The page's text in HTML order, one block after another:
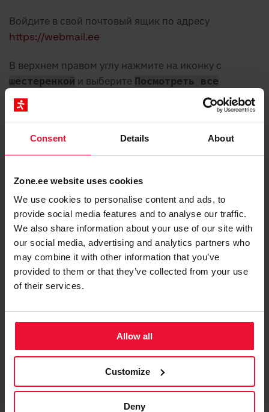
Consent Details About
Zone.ee website uses cookies
We use cookies to personalise content and ads, to
provide social media features and to analyse our traffic.
We also share information about your use of our site with
our social media, advertising and analytics partners who
may combine it with other information that you’ve
provided to them or that they’ve collected from your use
of their services.
Allow all
Customize
Deny
Войдите в свой почтовый ящик по адресу
https://webmail.ee
В верхнем правом углу нажмите на иконку с
шестеренкой и выберите Посмотреть все
настройки